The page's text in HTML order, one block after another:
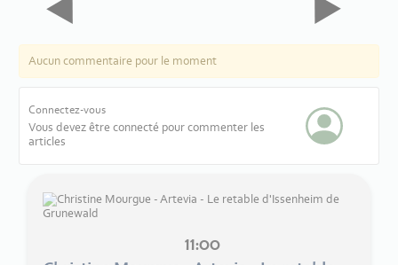
Aucun commentaire pour le moment
Connectez-vous
Vous devez être connecté pour commenter les
articles
11:00